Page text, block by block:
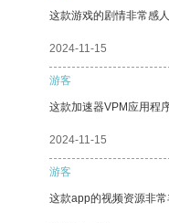
这款游戏的剧情非常感
2024-11-15
游客
这款加速器VPM应用程
2024-11-15
游客
这款app的视频资源非常